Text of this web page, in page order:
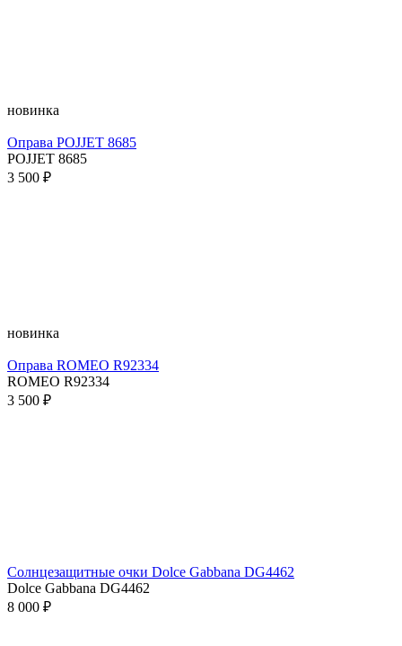
новинка
Оправа POJJET 8685
POJJET 8685
3 500 ₽
новинка
Оправа ROMEO R92334
ROMEO R92334
3 500 ₽
Солнцезащитные очки Dolce Gabbana DG4462
Dolce Gabbana DG4462
8 000 ₽